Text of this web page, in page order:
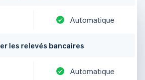
Automatique
les relevés bancaires
Automatique